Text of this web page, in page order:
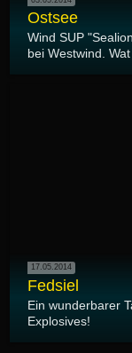
Ostsee
Wind SUP
bei Westwind.
17.05.2014
Fedsiel
Ein wunderbarer
Explosives!